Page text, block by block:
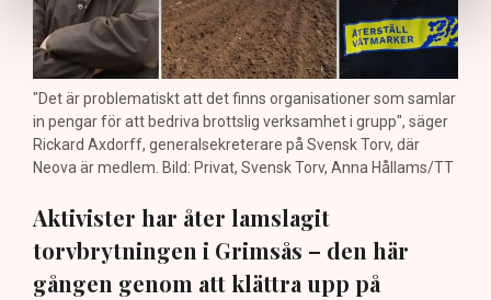
"Det är problematiskt att det finns organisationer som samlar
in pengar för att bedriva brottslig verksamhet i grupp", säger
Rickard Axdorff, generalsekreterare på Svensk Torv, där
Neova är medlem. Bild: Privat, Svensk Torv, Anna Hållams/TT
Aktivister har åter lamslagit
torvbrytningen i Grimsås – den här
gången genom att klättra upp på